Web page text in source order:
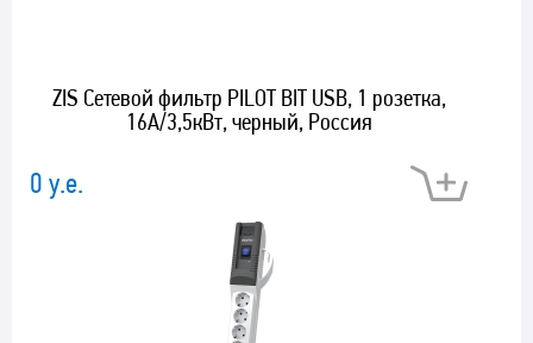
ZIS Cетевой фильтр PILOT BIT USB, 1 розетка,
16А/3,5кВт, черный, Россия
0 у.е.